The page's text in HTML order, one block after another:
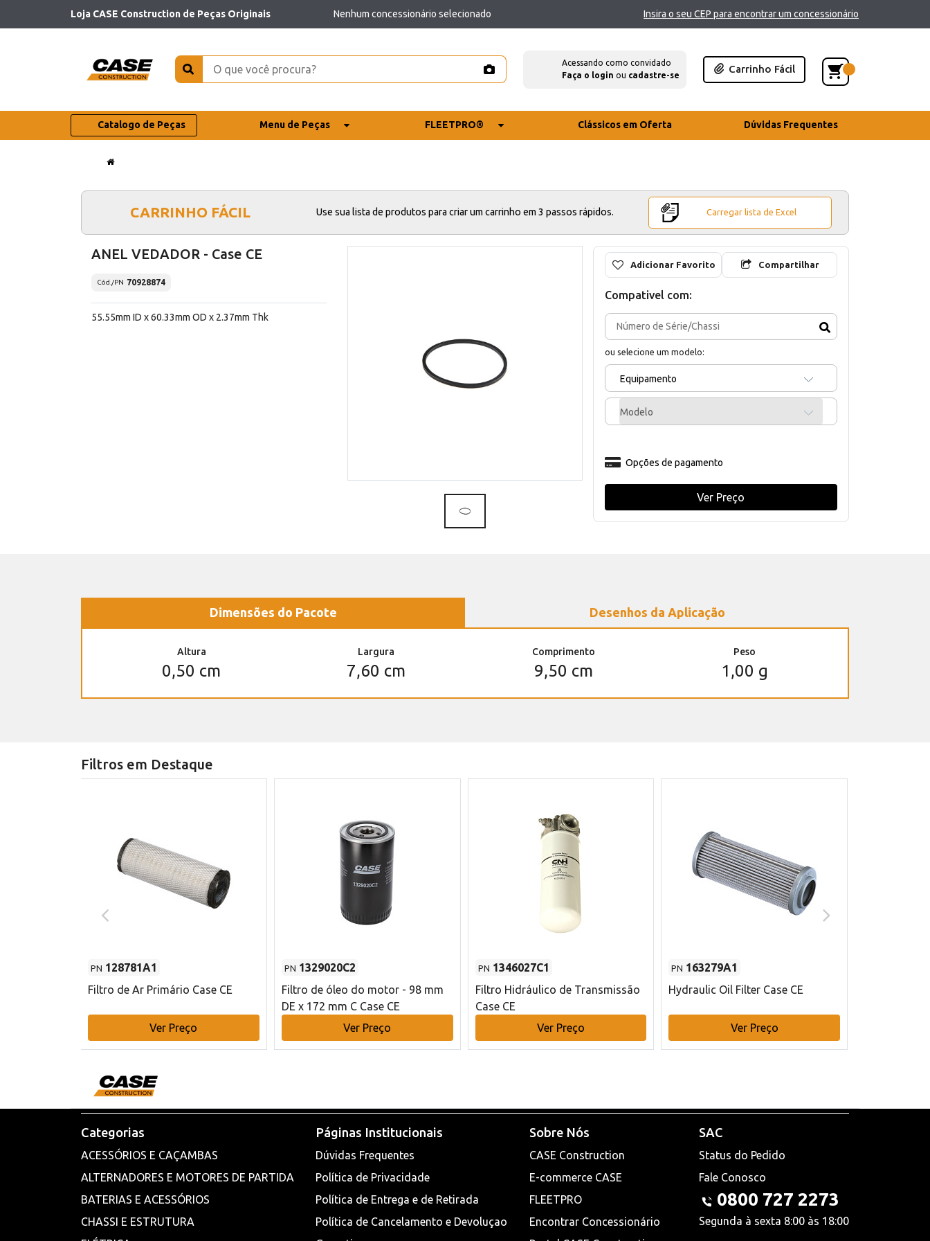
Loja CASE Construction de Peças Originais Nenhum concessionário selecionado Insira o seu CEP para encontrar um concessionário
Acessando como convidado
Faça o login ou cadastre-se
Carrinho Fácil
Catalogo de Peças Menu de Peças FLEETPRO® Clássicos em Oferta Dúvidas Frequentes
CARRINHO FÁCIL Use sua lista de produtos para criar um carrinho em 3 passos rápidos. Carregar lista de Excel
ANEL VEDADOR - Case CE
Cód./PN 70928874
55.55mm ID x 60.33mm OD x 2.37mm Thk
Adicionar Favorito Compartilhar
Compativel com:
ou selecione um modelo:
Equipamento
Modelo
Opções de pagamento
Ver Preço
Dimensões do Pacote Desenhos da Aplicação
Altura
0,50 cm
Largura
7,60 cm
Comprimento
9,50 cm
Peso
1,00 g
Filtros em Destaque
PN 128781A1
Filtro de Ar Primário Case CE
Ver Preço
PN 1329020C2
Filtro de óleo do motor - 98 mm
DE x 172 mm C Case CE
Ver Preço
PN 1346027C1
Filtro Hidráulico de Transmissão
Case CE
Ver Preço
PN 163279A1
Hydraulic Oil Filter Case CE
Ver Preço
Categorias
ACESSÓRIOS E CAÇAMBAS
ALTERNADORES E MOTORES DE PARTIDA
BATERIAS E ACESSÓRIOS
CHASSI E ESTRUTURA
Páginas Institucionais
Dúvidas Frequentes
Política de Privacidade
Política de Entrega e de Retirada
Política de Cancelamento e Devoluçao
Sobre Nós
CASE Construction
E-commerce CASE
FLEETPRO
Encontrar Concessionário
SAC
Status do Pedido
Fale Conosco
0800 727 2273
Segunda à sexta 8:00 às 18:00